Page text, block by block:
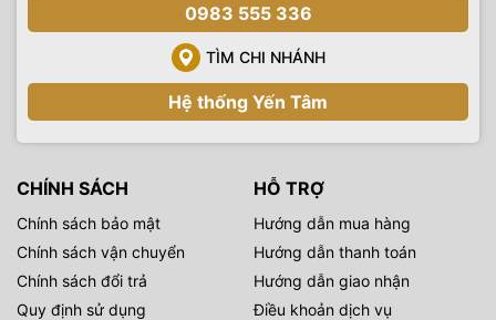
0983 555 336
TÌM CHI NHÁNH
Hệ thống Yến Tâm
CHÍNH SÁCH
Chính sách bảo mật
Chính sách vận chuyển
Chính sách đổi trả
Quy định sử dụng
HỖ TRỢ
Hướng dẫn mua hàng
Hướng dẫn thanh toán
Hướng dẫn giao nhận
Điều khoản dịch vụ